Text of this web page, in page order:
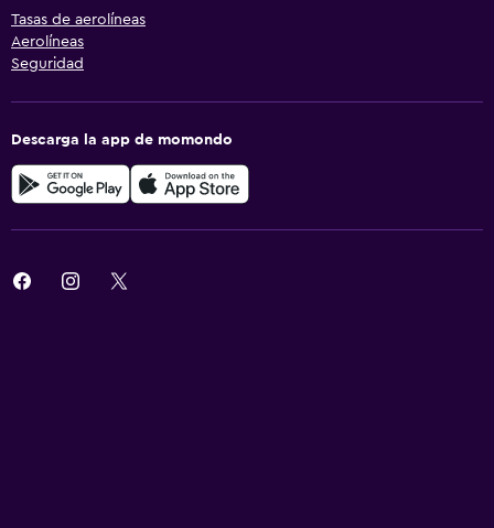
Tasas de aerolíneas
Aerolíneas
Seguridad
Descarga la app de momondo